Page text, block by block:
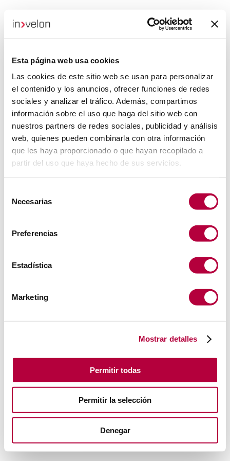
Esta página web usa cookies
Las cookies de este sitio web se usan para personalizar
el contenido y los anuncios, ofrecer funciones de redes
sociales y analizar el tráfico. Además, compartimos
información sobre el uso que haga del sitio web con
nuestros partners de redes sociales, publicidad y análisis
web, quienes pueden combinarla con otra información
que les haya proporcionado o que hayan recopilado a
partir del uso que haya hecho de sus servicios.
Necesarias
Preferencias
Estadística
Marketing
Mostrar detalles
Permitir todas
Permitir la selección
Denegar